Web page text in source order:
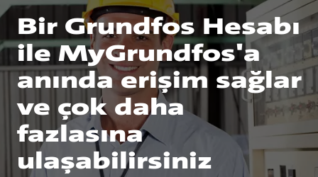
Bir Grundfos Hesabı
ile MyGrundfos'a
anında erişim sağlar
ve çok daha
fazlasına
ulaşabilirsiniz